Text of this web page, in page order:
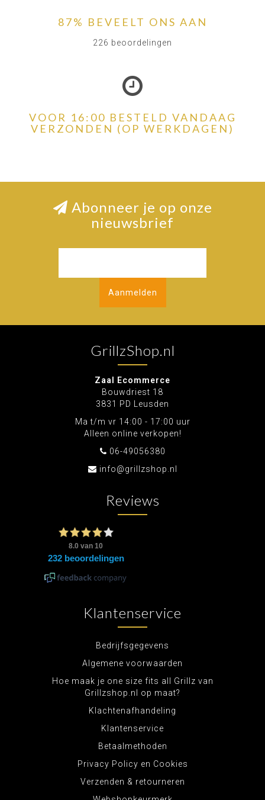
87% BEVEELT ONS AAN
226 beoordelingen
VOOR 16:00 BESTELD VANDAAG
VERZONDEN (OP WERKDAGEN)
Abonneer je op onze
nieuwsbrief
Aanmelden
GrillzShop.nl
Zaal Ecommerce
Bouwdriest 18
3831 PD Leusden
Ma t/m vr 14:00 - 17:00 uur
Alleen online verkopen!
06-49056380
info@grillzshop.nl
Reviews
Klantenservice
Bedrijfsgegevens
Algemene voorwaarden
Hoe maak je one size fits all Grillz van
Grillzshop.nl op maat?
Klachtenafhandeling
Klantenservice
Betaalmethoden
Privacy Policy en Cookies
Verzenden & retourneren